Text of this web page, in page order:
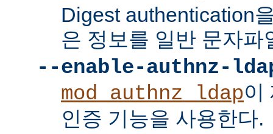
Digest authentication
은 정보를 일반 문자파
--enable-authnz-
mod_authnz_ldap이
인증 기능을 사용한다.